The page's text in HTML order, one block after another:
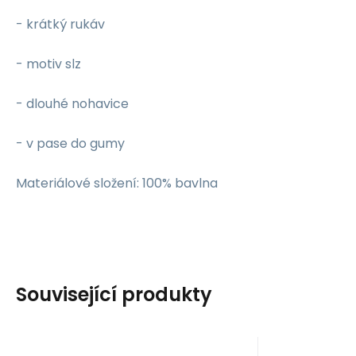
- krátký rukáv
- motiv slz
- dlouhé nohavice
- v pase do gumy
Materiálové složení: 100% bavlna
Související produkty